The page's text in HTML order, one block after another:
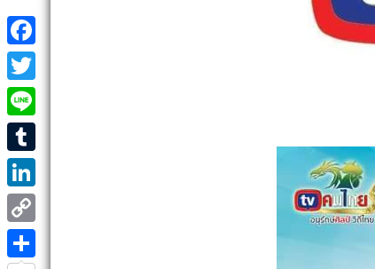
F
a
c
e
b
o
o
k
T
w
i
t
t
e
r
L
i
n
e
T
u
m
b
L
i
n
C
o